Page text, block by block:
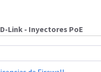
D-Link - Inyectores PoE